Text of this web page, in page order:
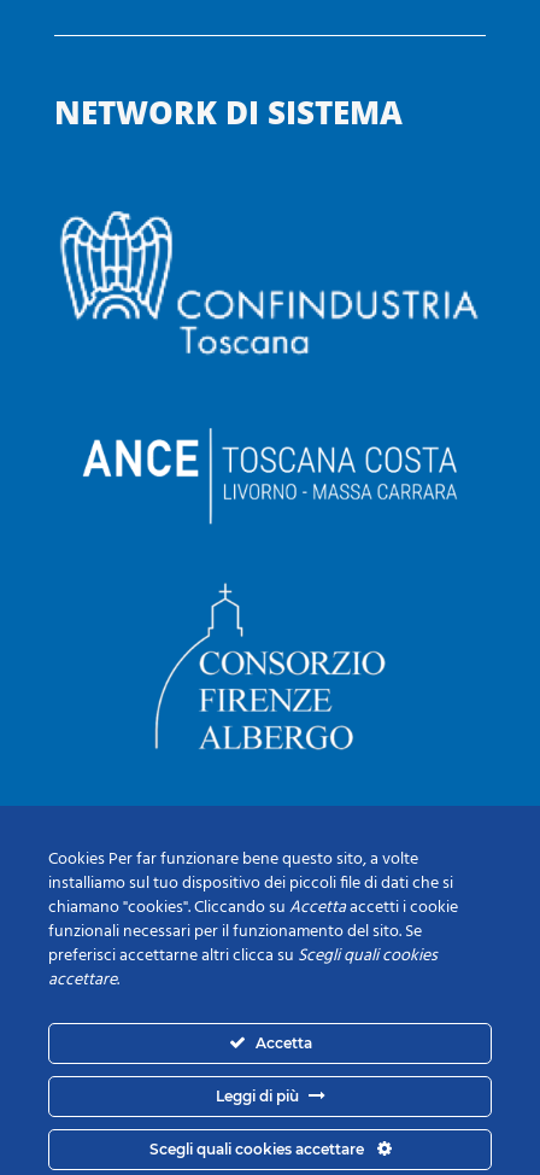
NETWORK DI SISTEMA
Cookies Per far funzionare bene questo sito, a volte
installiamo sul tuo dispositivo dei piccoli file di dati che si
chiamano "cookies". Cliccando suAccettaaccetti i cookie
funzionali necessari per il funzionamento del sito. Se
preferisci accettarne altri clicca su Scegli quali cookies
accettare.
Accetta
Leggi di più
Scegli quali cookies accettare